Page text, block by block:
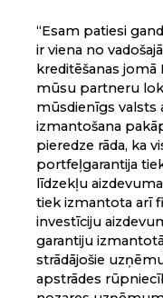
“Esam patiesi
ir viena no
kreditēšanas jomā
mūsu partneru
mūsdienīgs valsts
izmantošana
pieredze rāda, ka
portfeļgarantija
līdzekļu
tiek izmantota arī
investīciju
garantiju
strādājošie
apstrādes